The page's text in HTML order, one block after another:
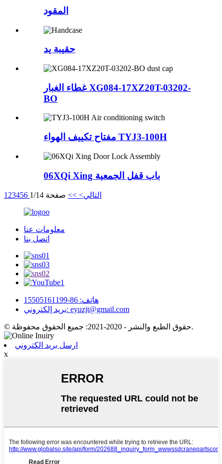
المقود
حقيبة يد
غطاء الغبار XG084-17XZ20T-03202-
BO
مفتاح تكييف الهواء TYJ3-100H
06XQi Xing باب قفل الجمعية
1 23456 التالي> >> صفحة 1/14
معلومات عنا
اتصل بنا
هاتف: 86-15505161199
بريد إلكتروني: eyuzjt@gmail.com
© حقوق الطبع والنشر - 2020-2021: جميع الحقوق محفوظة.
ارسل بريد الكتروني
x